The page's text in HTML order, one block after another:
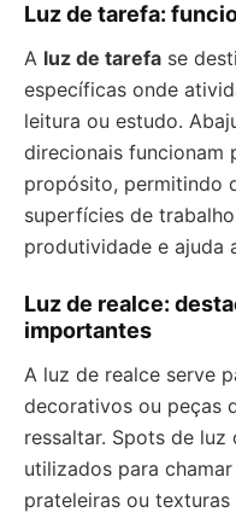
Luz de tarefa:
A luz de tarefa se
específicas onde
leitura ou estudo.
direcionais funcionam
propósito, permitindo
superfícies de
produtividade e ajuda
Luz de realce:
importantes
A luz de realce serve
decorativos ou peças
ressaltar. Spots de
utilizados para
prateleiras ou